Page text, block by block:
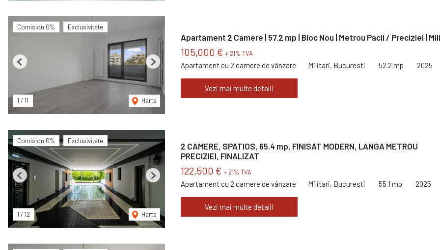
Comision 0% Exclusivitate
1 / 11 Harta
Previous Next
Apartament 2 Camere | 57.2 mp | Bloc Nou | Metrou Pacii / Preciziei |
105,000 € + 21% TVA
Apartament cu 2 camere de vânzare Militari, Bucuresti 52.2 mp 2025
Vezi mai multe detalii
Comision 0% Exclusivitate
1 / 12 Harta
Previous Next
2 CAMERE, SPATIOS, 65.4 mp, FINISAT MODERN, LANGA METROU
PRECIZIEI, FINALIZAT
122,500 € + 21% TVA
Apartament cu 2 camere de vânzare Militari, Bucuresti 55.1 mp 2025
Vezi mai multe detalii